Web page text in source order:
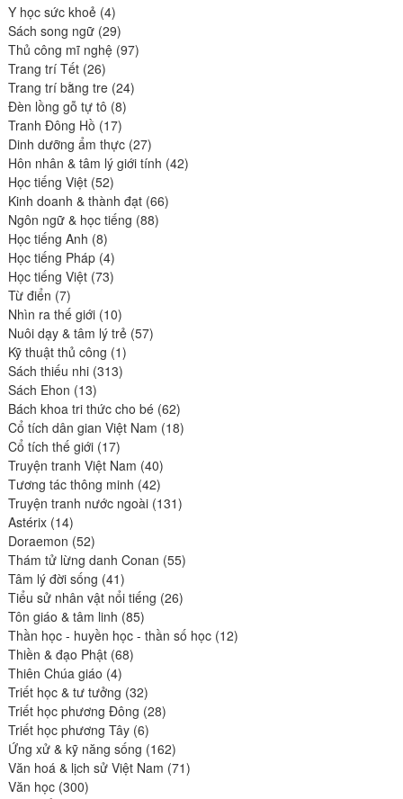
Y học sức khoẻ 44
produits
Sách song ngữ 2929
produits
Thủ công mĩ nghệ 9797
Trang trí Tết 2626
produits
Trang trí bằng tre 2424
Đèn lồng gỗ tự tô 88
produits
Tranh Đông Hồ 1717
produits
Dinh dưỡng ẩm thực 2727
produits
Hôn nhân & tâm lý giới tính 4242
Học tiếng Việt 5252
produits
Kinh doanh & thành đạt 6666
Ngôn ngữ & học tiếng 8888
Học tiếng Anh 88
produits
Học tiếng Pháp 44
produits
Học tiếng Việt 7373
Từ điển 77
produits
Nhìn ra thế giới 1010
produits
Nuôi dạy & tâm lý trẻ 5757
Kỹ thuật thủ công 11
produit
Sách thiếu nhi 313313
Sách Ehon 1313
produits
Bách khoa tri thức cho bé 6262
produits
Cổ tích dân gian Việt Nam 1818
Cổ tích thế giới 1717
produits
Truyện tranh Việt Nam 4040
produits
Tương tác thông minh 4242
produits
Truyện tranh nước ngoài 131131
Astérix 1414
produits
Doraemon 5252
produits
Thám tử lừng danh Conan 5555
Tâm lý đời sống 4141
produits
Tiểu sử nhân vật nổi tiếng 2626
Tôn giáo & tâm linh 8585
produits
Thần học - huyền học - thần số học 1212
Thiền & đạo Phật 6868
Thiên Chúa giáo 44
produits
Triết học & tư tưởng 3232
produits
Triết học phương Đông 2828
Triết học phương Tây 66
produits
Ứng xử & kỹ năng sống 162162
produits
Văn hoá & lịch sử Việt Nam 7171
Văn học 300300